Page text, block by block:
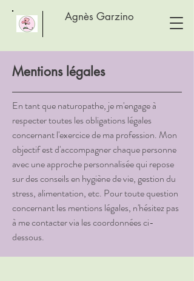
Agnès Garzino
Mentions légales
En tant que naturopathe, je m'engage à
respecter toutes les obligations légales
concernant l'exercice de ma profession. Mon
objectif est d'accompagner chaque personne
avec une approche personnalisée qui repose
sur des conseils en hygiène de vie, gestion du
stress, alimentation, etc. Pour toute question
concernant les mentions légales, n'hésitez pas
à me contacter via les coordonnées ci-
dessous.